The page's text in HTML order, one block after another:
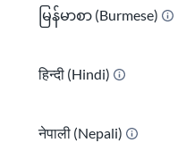
မြန်မာစာ (Burmese)
हिन्दी (Hindi)
नेपाली (Nepali)